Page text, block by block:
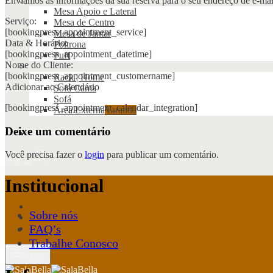
Mesa Apoio e Lateral
Mesa de Centro
Mesa de Jantar
Poltrona
Puff
Rack | Home
Sofá Cama
Sofá
Área ExternaVaranda
Editorial
Search
Serviço:
[bookingpress_appointment_service]
Data & Horário:
[bookingpress_appointment_datetime]
Nome do Cliente:
[bookingpress_appointment_customername]
Adicionar ao Calendário
[bookingpress_appointment_calendar_integration]
Deixe um comentário
Você precisa fazer o login para publicar um comentário.
Institucional
Sobre nós
FAQ’s
Trabalhe Conosco